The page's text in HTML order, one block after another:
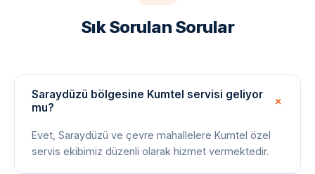
Sık Sorulan Sorular
Saraydüzü bölgesine Kumtel servisi geliyor
mu?
Evet, Saraydüzü ve çevre mahallelere Kumtel özel
servis ekibimiz düzenli olarak hizmet vermektedir.